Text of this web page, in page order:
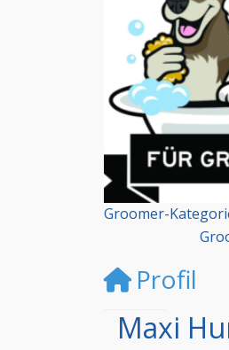
Vorheriges
Groomer-
Profil
Maxi